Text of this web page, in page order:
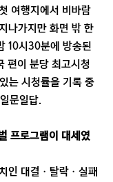
여행지에서 비바람
나가지만 화면 밖 한
10시30분에 방송된
편이 분당 최고시청
는 시청률을 기록 중
문일답.
프로그램이 대세였
인 대결ㆍ탈락ㆍ실패